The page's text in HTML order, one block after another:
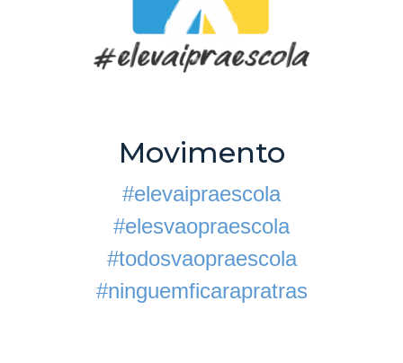
Movimento
#elevaipraescola
#elesvaopraescola
#todosvaopraescola
#ninguemficarapratras